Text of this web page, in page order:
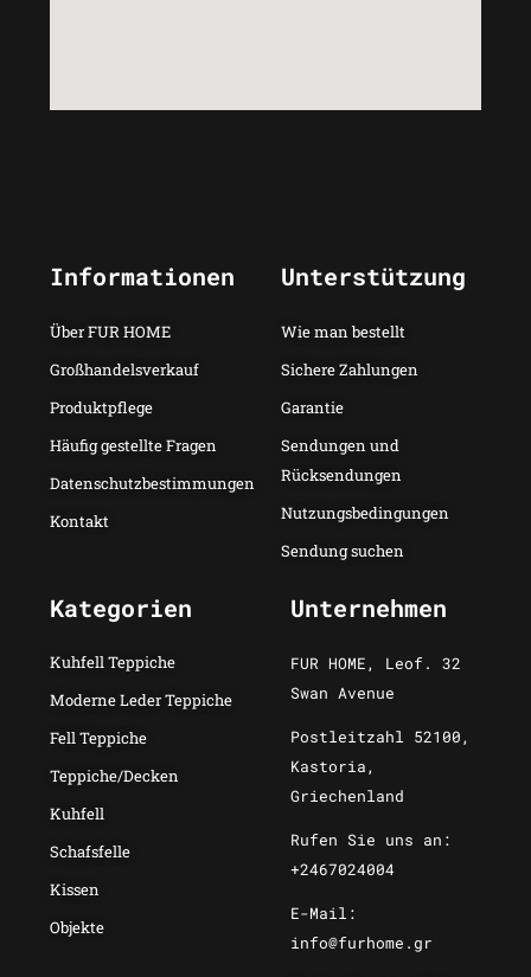
Informationen
Über FUR HOME
Großhandelsverkauf
Produktpflege
Häufig gestellte Fragen
Datenschutzbestimmungen
Kontakt
Unterstützung
Wie man bestellt
Sichere Zahlungen
Garantie
Sendungen und
Rücksendungen
Nutzungsbedingungen
Sendung suchen
Kategorien
Kuhfell Teppiche
Moderne Leder Teppiche
Fell Teppiche
Teppiche/Decken
Kuhfell
Schafsfelle
Kissen
Objekte
Unternehmen
FUR HOME, Leof. 32
Swan Avenue
Postleitzahl 52100,
Kastoria,
Griechenland
Rufen Sie uns an:
+2467024004
E-Mail:
info@furhome.gr